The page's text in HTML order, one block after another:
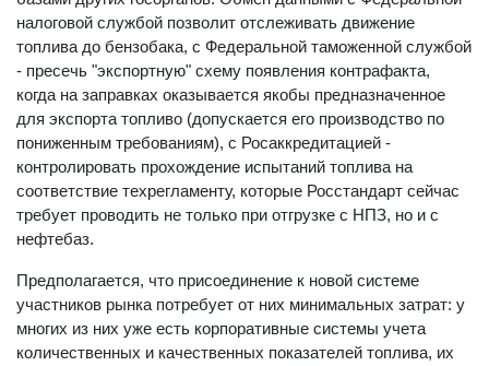
налоговой службой позволит отслеживать движение
топлива до бензобака, с Федеральной таможенной службой
- пресечь "экспортную" схему появления контрафакта,
когда на заправках оказывается якобы предназначенное
для экспорта топливо (допускается его производство по
пониженным требованиям), с Росаккредитацией -
контролировать прохождение испытаний топлива на
соответствие техрегламенту, которые Росстандарт сейчас
требует проводить не только при отгрузке с НПЗ, но и с
нефтебаз.
Предполагается, что присоединение к новой системе
участников рынка потребует от них минимальных затрат: у
многих из них уже есть корпоративные системы учета
количественных и качественных показателей топлива, их